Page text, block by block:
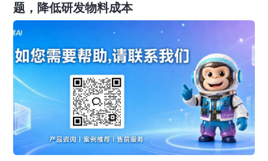
题，降低研发物料成本